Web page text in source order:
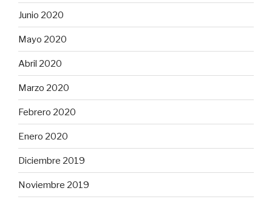
Junio 2020
Mayo 2020
Abril 2020
Marzo 2020
Febrero 2020
Enero 2020
Diciembre 2019
Noviembre 2019